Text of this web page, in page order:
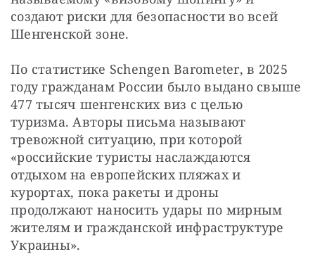
создают риски для безопасности во всей
Шенгенской зоне.
По статистике Schengen Barometer, в 2025
году гражданам России было выдано свыше
477 тысяч шенгенских виз с целью
туризма. Авторы письма называют
тревожной ситуацию, при которой
«российские туристы наслаждаются
отдыхом на европейских пляжах и
курортах, пока ракеты и дроны
продолжают наносить удары по мирным
жителям и гражданской инфраструктуре
Украины».